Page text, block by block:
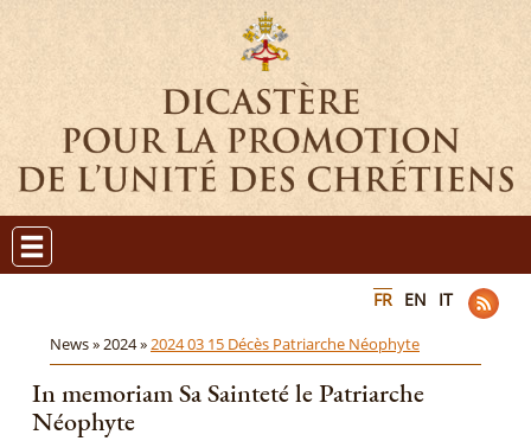
FR EN IT
News »2024 »2024 03 15 Décès Patriarche Néophyte
In memoriam Sa Sainteté le Patriarche
Néophyte